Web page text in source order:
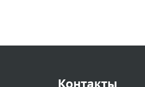
Контакты